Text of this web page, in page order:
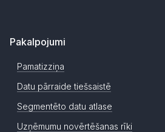
Pakalpojumi
Pamatizziņa
Datu pārraide tiešsaistē
Segmentēto datu atlase
Uzņēmumu novērtēšanas rīki